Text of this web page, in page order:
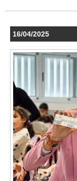
16/04/2025